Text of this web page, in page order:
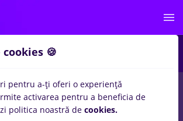
engineer, Part time
inIT / Telecom
🍪
pentru a-ți oferi o experiență
activarea pentru a beneficia de
politica noastră de cookies.